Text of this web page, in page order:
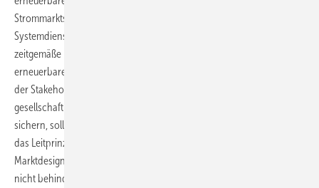
Strommarkts sein. Regenerative Energien müssen künftig zuverlässige
Systemdienstleistungen erbringen, um auch die nicht mehr
zeitgemäße Unterscheidung zwischen konventionellen und
erneuerbaren Anlagen zu überwinden. Innerhalb des Ergebnispapiers
der Stakeholder-Plattform wird erkannt: „Auch um die
gesellschaftliche Akzeptanz des weiteren EE-Ausbaus dauerhaft zu
sichern, sollte das Prinzip „Sinnvoll nutzen statt abregeln“ mittelfristig
das Leitprinzip sein. Außerdem wird gefordert, dass ein neues
Marktdesign und politische Entscheidungen den zügigen Netzausbau
nicht behindern, sondern eine Basis für planbare Investitionen